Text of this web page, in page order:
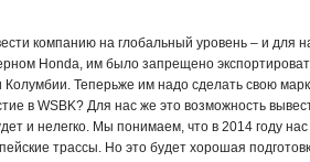
компанию на глобальный уровень – и для
Honda, им было запрещено
Теперьже им надо сделать свою
в WSBK? Для нас же это возможность
и нелегко. Мы понимаем, что в 2014 году
трассы. Но это будет хорошая